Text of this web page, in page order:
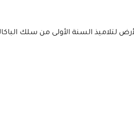
لتلاميذ السنة الأولى من سلك